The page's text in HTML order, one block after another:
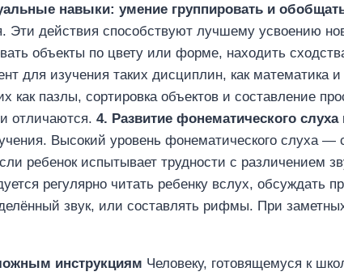
навыки: умение группировать и
Эти действия способствуют лучшему усвоению
объекты по цвету или форме, находить
для изучения таких дисциплин, как
как пазлы, сортировка объектов и составление
отличаются. 4. Развитие фонематического слуха
Высокий уровень фонематического слуха —
ребенок испытывает трудности с различением
регулярно читать ребенку вслух, обсуждать
звук, или составлять рифмы. При
инструкциям Человеку, готовящемуся к